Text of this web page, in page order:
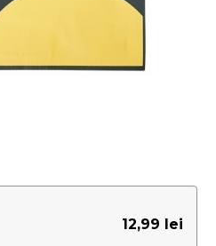
12,99 lei